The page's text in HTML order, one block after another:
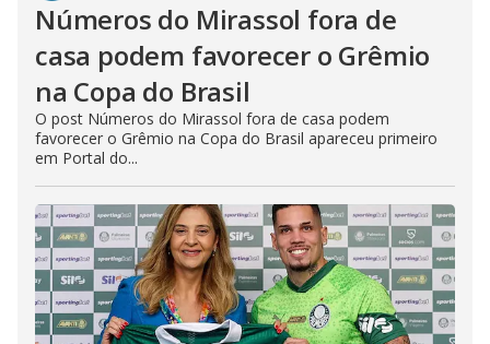
Números do Mirassol fora de
casa podem favorecer o Grêmio
na Copa do Brasil
O post Números do Mirassol fora de casa podem
favorecer o Grêmio na Copa do Brasil apareceu primeiro
em Portal do...